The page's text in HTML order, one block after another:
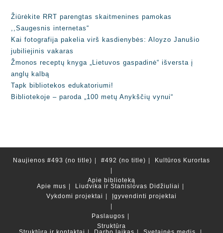
Žiūrėkite RRT parengtas skaitmenines pamokas
,,Saugesnis internetas“
Kai fotografija pakelia virš kasdienybės: Aloyzo Janušio
jubiliejinis vakaras
Žmonos receptų knyga „Lietuvos gaspadinė“ išversta į
anglų kalbą
Tapk bibliotekos edukatoriumi!
Bibliotekoje – paroda „100 metų Anykščių vynui“
Naujienos #493 (no title) #492 (no title) Kultūros Kurortas
Apie biblioteką
Apie mus
Liudvika ir Stanislovas Didžiuliai
Vykdomi projektai
Įgyvendinti projektai
Paslaugos
Struktūra